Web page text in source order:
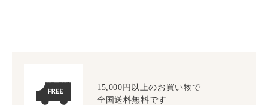
15,000円以上のお買い物で
全国送料無料です